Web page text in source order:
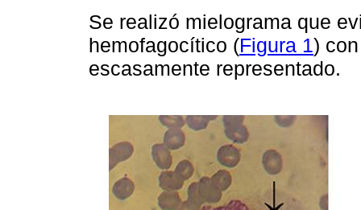
Se realizó mielograma que
hemofagocítico (Figura 1)
escasamente representado.